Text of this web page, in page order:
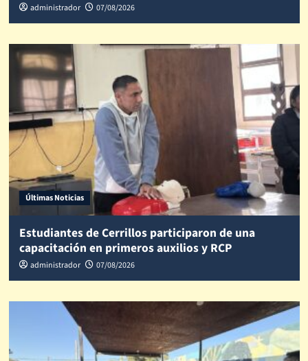
administrador 07/08/2026
Últimas Noticias
Estudiantes de Cerrillos participaron de una
capacitación en primeros auxilios y RCP
administrador 07/08/2026